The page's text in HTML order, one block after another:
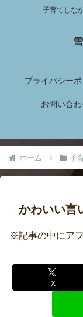
子育てしな
プライバシー
お問い合
ホーム 子
かわいい言
※記事の中にア
X